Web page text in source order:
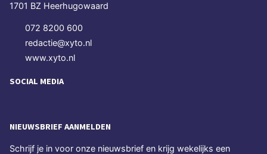
1701 BZ Heerhugowaard
072 8200 600
redactie@xyto.nl
www.xyto.nl
SOCIAL MEDIA
NIEUWSBRIEF AANMELDEN
Schrijf je in voor onze nieuwsbrief en krijg wekelijks een